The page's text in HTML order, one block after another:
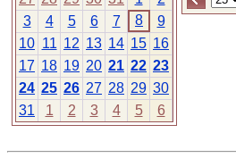
3
4 5 6 7 8
9
10 11 12 13 14 15 16
17 18 19 20 21 22 23
24 25 26 27 28 29 30
31
1 2 3 4 5 6